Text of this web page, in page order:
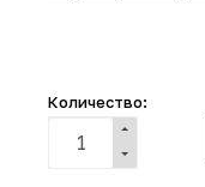
Количество: